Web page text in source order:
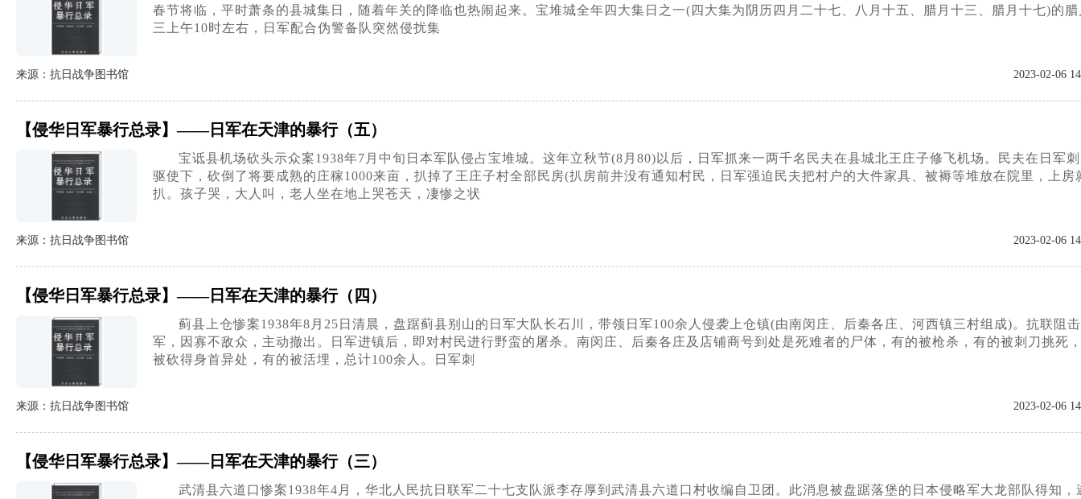
春节将临，平时萧条的县城集日，随着年关的降临也热闹起来。宝堆城全年四大集日之一(四大集为阴历四月二十七、八月十五、腊月十三、腊月十七)的
三上午10时左右，日军配合伪警备队突然侵扰集
来源：抗日战争图书馆 2023-02-06
【侵华日军暴行总录】——日军在天津的暴行（五）
宝诋县机场砍头示众案1938年7月中旬日本军队侵占宝堆城。这年立秋节(8月80)以后，日军抓来一两千名民夫在县城北王庄子修飞机场。民夫在日军
驱使下，砍倒了将要成熟的庄稼1000来亩，扒掉了王庄子村全部民房(扒房前并没有通知村民，日军强迫民夫把村户的大件家具、被褥等堆放在院里，上房
扒。孩子哭，大人叫，老人坐在地上哭苍天，凄惨之状
来源：抗日战争图书馆 2023-02-06
【侵华日军暴行总录】——日军在天津的暴行（四）
蓟县上仓惨案1938年8月25日清晨，盘踞蓟县别山的日军大队长石川，带领日军100余人侵袭上仓镇(由南闵庄、后秦各庄、河西镇三村组成)。抗联阻
军，因寡不敌众，主动撤出。日军进镇后，即对村民进行野蛮的屠杀。南闵庄、后秦各庄及店铺商号到处是死难者的尸体，有的被枪杀，有的被刺刀挑死
被砍得身首异处，有的被活埋，总计100余人。日军刺
来源：抗日战争图书馆 2023-02-06
【侵华日军暴行总录】——日军在天津的暴行（三）
武清县六道口惨案1938年4月，华北人民抗日联军二十七支队派李存厚到武清县六道口村收编自卫团。此消息被盘踞落堡的日本侵略军大龙部队得知，